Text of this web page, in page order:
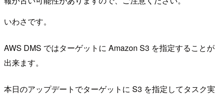
いわさです。
AWS DMS ではターゲットに Amazon S3 を指定することが
出来ます。
本日のアップデートでターゲットに S3 を指定してタスク実